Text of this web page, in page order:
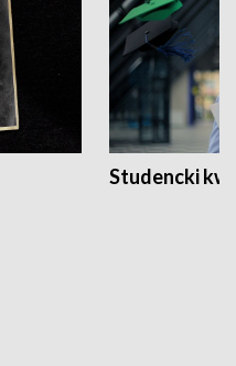
Studencki